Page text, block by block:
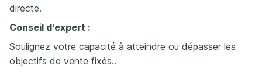
directe.
Conseil d'expert :
Soulignez votre capacité à atteindre ou dépasser les
objectifs de vente fixés..